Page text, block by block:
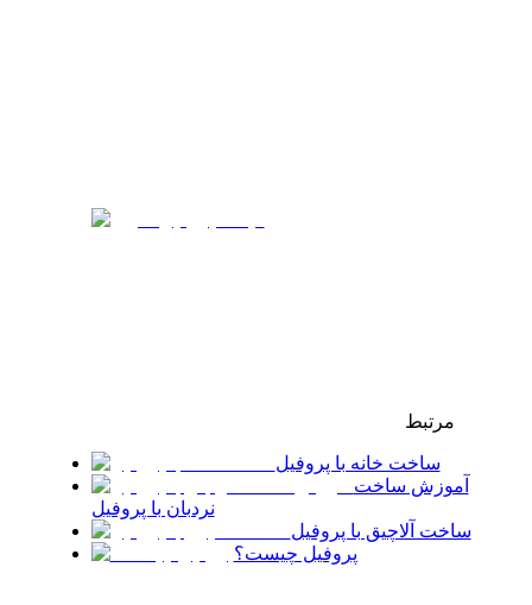
مرتبط
ساخت خانه با پروفیل
آموزش ساخت
نردبان با پروفیل
ساخت آلاچیق با پروفیل
پروفیل چیست؟